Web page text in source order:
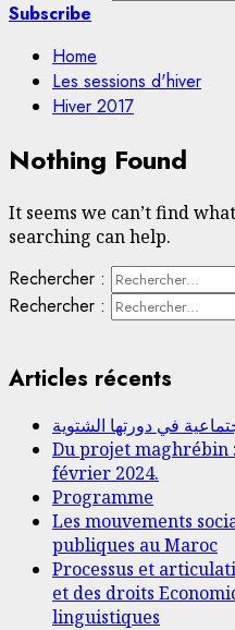
Subscribe
Home
Les sessions d'hiver
Hiver 2017
Nothing Found
It seems we can’t find
searching can help.
Rechercher :
Rechercher :
Articles récents
في دورتها الشتوية
Du projet maghrébin
février 2024.
Programme
Les mouvements
publiques au Maroc
Processus et
et des droits
linguistiques